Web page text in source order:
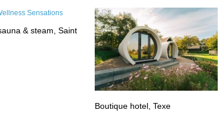
& steam, Saint
Boutique hotel, Texe